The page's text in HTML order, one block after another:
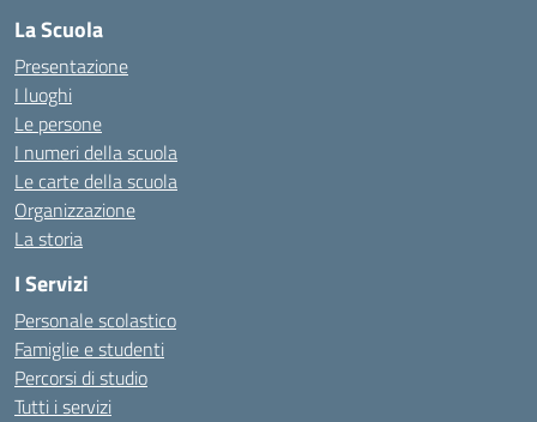
La Scuola
Presentazione
I luoghi
Le persone
I numeri della scuola
Le carte della scuola
Organizzazione
La storia
I Servizi
Personale scolastico
Famiglie e studenti
Percorsi di studio
Tutti i servizi